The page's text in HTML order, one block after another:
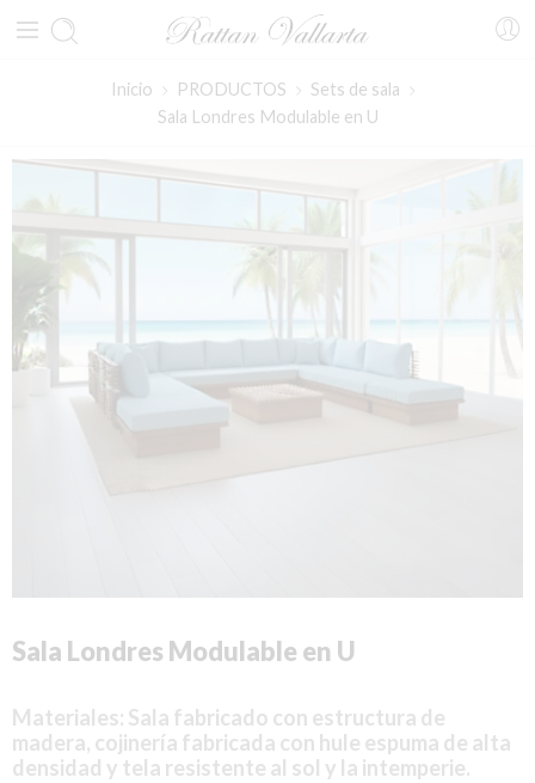
Inicio PRODUCTOS
Sets de sala
Sala Londres Modulable en U
Sala Londres Modulable en U
Materiales: Sala fabricado con estructura de
madera, cojinería fabricada con hule espuma de alta
densidad y tela resistente al sol y la intemperie.